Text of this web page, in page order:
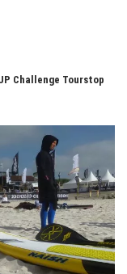
Challenge Tourstop